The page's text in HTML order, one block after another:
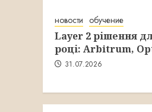
новости обучение
Layer 2 рішення
році: Arbitrum,
31.07.2026